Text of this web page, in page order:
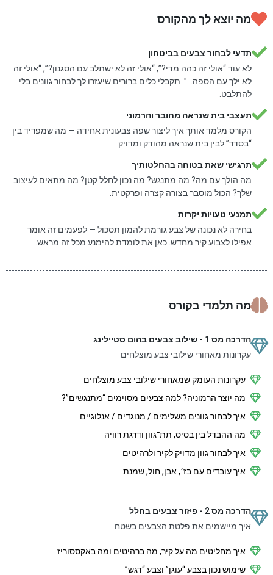
מה יוצא לך מהקורס
תדעי לבחור צבעים בביטחון
לא עוד “אולי זה כהה מדי?”, “אולי זה לא ישתלב עם הסגנון?”, “אולי זה
לא ילך עם הספה…”. תקבלי כלים ברורים שיעזרו לך לבחור גוונים בלי
להתלבט.
תעצבי בית שנראה מחובר והרמוני
הקורס מלמד אותך איך ליצור שפה צבעונית אחידה — מה שמפריד בין
“בסדר” לבין בית שנראה מהודק ומדויק
תרגישי שאת בטוחה בהחלטותיך
מה הולך עם מה? מה מתנגש? מה נכון לחלל קטן? מה מתאים לעיצוב
שלך? הכול מוסבר בצורה קצרה ופרקטית.
תמנעי טעויות יקרות
בחירה לא נכונה של צבע גורמת להמון תסכול — לפעמים זה אומר
אפילו לצבוע קיר מחדש. כאן את לומדת להימנע מכל זה מראש.
מה תלמדי בקורס
הדרכה מס 1 - שילוב צבעים בהום סטיילינג
עקרונות מאחורי שילובי צבע מוצלחים
עקרונות העומק שמאחורי שילובי צבע מוצלחים
מה יוצר הרמוניה? למה צבעים מסוימים “מתנגשים”?
איך לבחור גוונים משלימים / מנוגדים / אנלוגיים
מה ההבדל בין בסיס, תת־גוון ודרגת רוויה
איך לבחור גוון מדויק לקיר ולרהיטים
איך עובדים עם בז׳, אבן, חול, שמנת
הדרכה מס 2 - פיזור צבעים בחלל
איך מיישמים את פלטת הצבעים בשטח
איך מחליטים מה על קיר, מה ברהיטים ומה באקססוריז
שימוש נכון בצבע “עוגן” וצבע “דגש”